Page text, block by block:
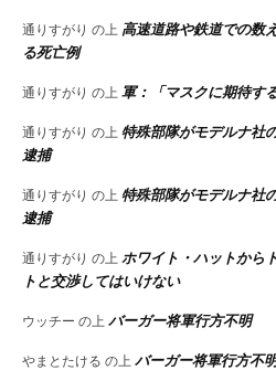
通りすがり の上 高速道路や鉄道での数
る死亡例
通りすがり の上 軍：「マスクに期待す
通りすがり の上 特殊部隊がモデルナ社
逮捕
通りすがり の上 特殊部隊がモデルナ社
逮捕
通りすがり の上 ホワイト・ハットから
トと交渉してはいけない
ウッチー の上 バーガー将軍行方不明
やまとたける の上 バーガー将軍行方不